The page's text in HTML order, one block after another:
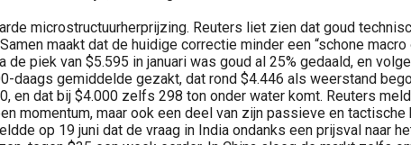
microstructuurherprijzing. Reuters liet zien dat goud
maakt dat de huidige correctie minder een “schone
piek van $5.595 in januari was goud al 25% gedaald, en
daags gemiddelde gezakt, dat rond $4.446 als weerstand
en dat bij $4.000 zelfs 298 ton onder water komt. Reuters
momentum, maar ook een deel van zijn passieve en
op 19 juni dat de vraag in India ondanks een prijsval naar